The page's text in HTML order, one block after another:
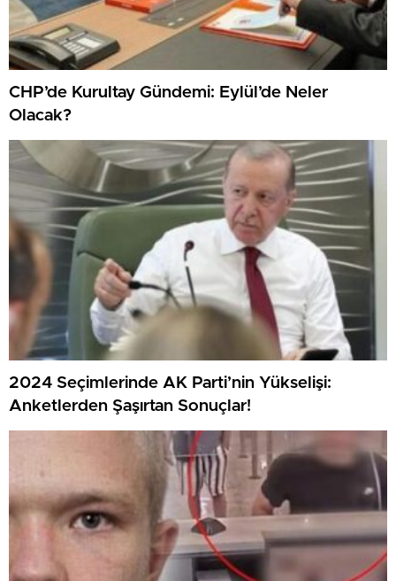
CHP’de Kurultay Gündemi: Eylül’de Neler
Olacak?
2024 Seçimlerinde AK Parti’nin Yükselişi:
Anketlerden Şaşırtan Sonuçlar!